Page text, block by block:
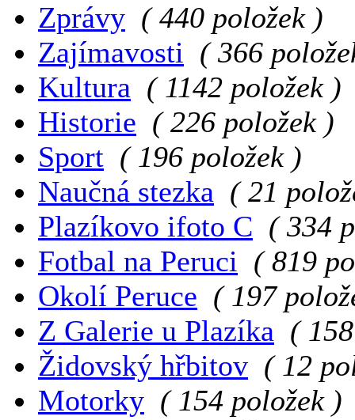
Zprávy ( 440 položek )
Zajímavosti ( 366
Kultura ( 1142 položek )
Historie ( 226 položek )
Sport ( 196 položek )
Naučná stezka ( 21
Plazíkovo ifoto C ( 334
Fotbal na Peruci ( 819
Okolí Peruce ( 197
Z Galerie u Plazíka (
Židovský hřbitov ( 12
Motorky ( 154 položek )